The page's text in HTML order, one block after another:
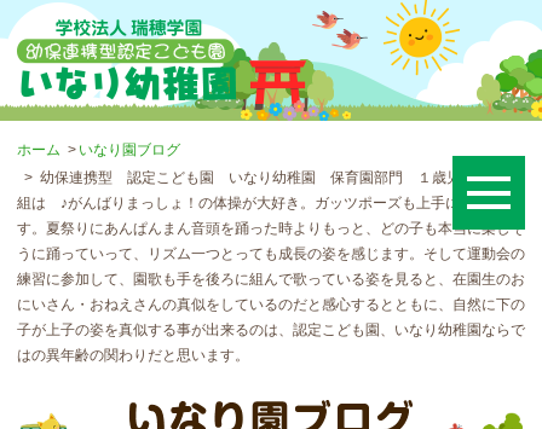
ホーム
いなり園ブログ
幼保連携型 認定こども園 いなり幼稚園 保育園部門 １歳児 ぱんだ
組は ♪がんばりまっしょ！の体操が大好き。ガッツポーズも上手に決まりま
す。夏祭りにあんぱんまん音頭を踊った時よりもっと、どの子も本当に楽しそ
うに踊っていって、リズム一つとっても成長の姿を感じます。そして運動会の
練習に参加して、園歌も手を後ろに組んで歌っている姿を見ると、在園生のお
にいさん・おねえさんの真似をしているのだと感心するとともに、自然に下の
子が上子の姿を真似する事が出来るのは、認定こども園、いなり幼稚園ならで
はの異年齢の関わりだと思います。